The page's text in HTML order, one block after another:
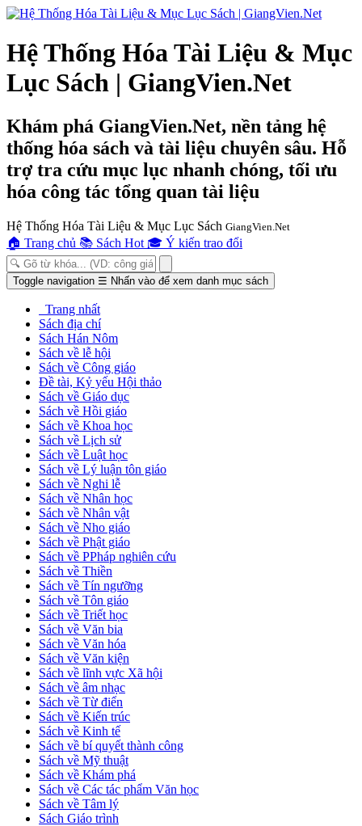
Hệ Thống Hóa Tài Liệu & Mục
Lục Sách | GiangVien.Net
Khám phá GiangVien.Net, nền tảng hệ
thống hóa sách và tài liệu chuyên sâu. Hỗ
trợ tra cứu mục lục nhanh chóng, tối ưu
hóa công tác tổng quan tài liệu
Hệ Thống Hóa Tài Liệu & Mục Lục Sách GiangVien.Net
🏠 Trang chủ 📚 Sách Hot 🎓 Ý kiến trao đổi
Toggle navigation ☰ Nhấn vào để xem danh mục sách
Trang nhất
Sách địa chí
Sách Hán Nôm
Sách về lễ hội
Sách về Công giáo
Đề tài, Kỷ yếu Hội thảo
Sách về Giáo dục
Sách về Hồi giáo
Sách về Khoa học
Sách về Lịch sử
Sách về Luật học
Sách về Lý luận tôn giáo
Sách về Nghi lễ
Sách về Nhân học
Sách về Nhân vật
Sách về Nho giáo
Sách về Phật giáo
Sách về PPháp nghiên cứu
Sách về Thiền
Sách về Tín ngưỡng
Sách về Tôn giáo
Sách về Triết học
Sách về Văn bia
Sách về Văn hóa
Sách về Văn kiện
Sách về lĩnh vực Xã hội
Sách về âm nhạc
Sách về Từ điển
Sách về Kiến trúc
Sách về Kinh tế
Sách về bí quyết thành công
Sách về Mỹ thuật
Sách về Khám phá
Sách về Các tác phẩm Văn học
Sách về Tâm lý
Sách Giáo trình